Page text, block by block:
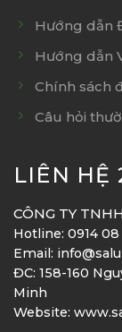
Hướng dẫn
Hướng dẫn
Chính sách
Câu hỏi
LIÊN HỆ
CÔNG TY
Hotline: 0914 08
Email:
ĐC: 158-160
Minh
Website: